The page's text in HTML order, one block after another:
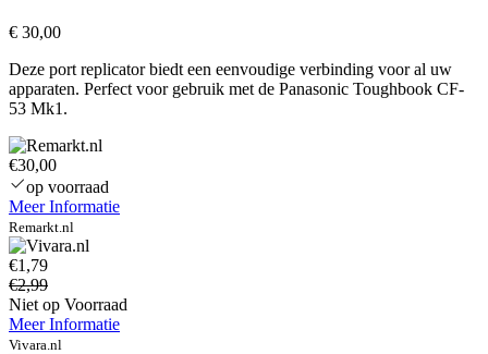
€ 30,00
Deze port replicator biedt een eenvoudige verbinding voor al uw
apparaten. Perfect voor gebruik met de Panasonic Toughbook CF-
53 Mk1.
€30,00
op voorraad
Meer Informatie
Remarkt.nl
€1,79
€2,99
Niet op Voorraad
Meer Informatie
Vivara.nl